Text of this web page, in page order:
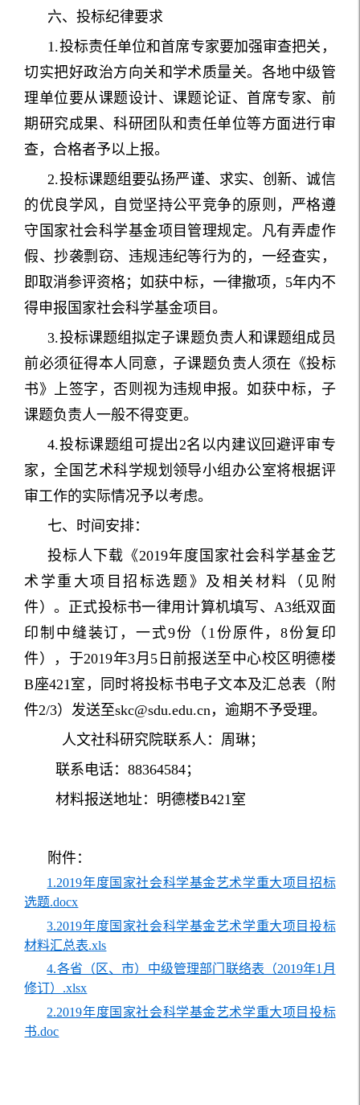
六、投标纪律要求
1.投标责任单位和首席专家要加强审查把关，
切实把好政治方向关和学术质量关。各地中级管
理单位要从课题设计、课题论证、首席专家、前
期研究成果、科研团队和责任单位等方面进行审
查，合格者予以上报。
2.投标课题组要弘扬严谨、求实、创新、诚信
的优良学风，自觉坚持公平竞争的原则，严格遵
守国家社会科学基金项目管理规定。凡有弄虚作
假、抄袭剽窃、违规违纪等行为的，一经查实，
即取消参评资格；如获中标，一律撤项，5年内不
得申报国家社会科学基金项目。
3.投标课题组拟定子课题负责人和课题组成员
前必须征得本人同意，子课题负责人须在《投标
书》上签字，否则视为违规申报。如获中标，子
课题负责人一般不得变更。
4.投标课题组可提出2名以内建议回避评审专
家，全国艺术科学规划领导小组办公室将根据评
审工作的实际情况予以考虑。
七、时间安排：
投标人下载《2019年度国家社会科学基金艺
术学重大项目招标选题》及相关材料（见附
件）。正式投标书一律用计算机填写、A3纸双面
印制中缝装订，一式9份（1份原件，8份复印
件），于2019年3月5日前报送至中心校区明德楼
B座421室，同时将投标书电子文本及汇总表（附
件2/3）发送至skc@sdu.edu.cn，逾期不予受理。
人文社科研究院联系人：周琳；
联系电话：88364584；
材料报送地址：明德楼B421室
附件：
1.2019年度国家社会科学基金艺术学重大项目招标
选题.docx
3.2019年度国家社会科学基金艺术学重大项目投标
材料汇总表.xls
4.各省（区、市）中级管理部门联络表（2019年1月
修订）.xlsx
2.2019年度国家社会科学基金艺术学重大项目投标
书.doc